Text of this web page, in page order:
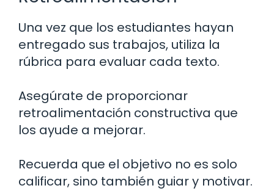
Una vez que los estudiantes hayan
entregado sus trabajos, utiliza la
rúbrica para evaluar cada texto.
Asegúrate de proporcionar
retroalimentación constructiva que
los ayude a mejorar.
Recuerda que el objetivo no es solo
calificar, sino también guiar y motivar.